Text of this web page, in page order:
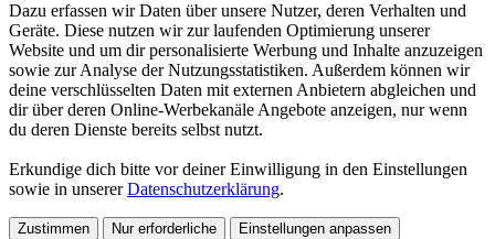
Dazu erfassen wir Daten über unsere Nutzer, deren Verhalten und
Geräte. Diese nutzen wir zur laufenden Optimierung unserer
Website und um dir personalisierte Werbung und Inhalte anzuzeigen
sowie zur Analyse der Nutzungsstatistiken. Außerdem können wir
deine verschlüsselten Daten mit externen Anbietern abgleichen und
dir über deren Online-Werbekanäle Angebote anzeigen, nur wenn
du deren Dienste bereits selbst nutzt.
Erkundige dich bitte vor deiner Einwilligung in den Einstellungen
sowie in unsererDatenschutzerklärung.
Zustimmen Nur erforderliche Einstellungen anpassen